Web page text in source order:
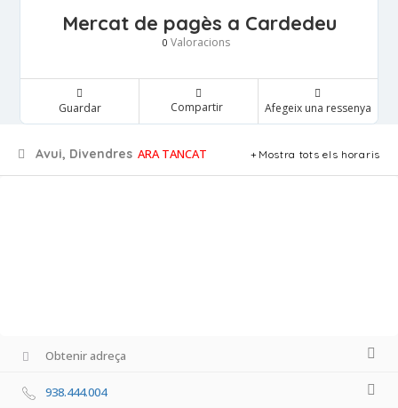
Mercat de pagès a Cardedeu
0 Valoracions
Guardar Compartir Afegeix una ressenya
Avui, Divendres ARA TANCAT Mostra tots els horaris
Obtenir adreça
938.444.004